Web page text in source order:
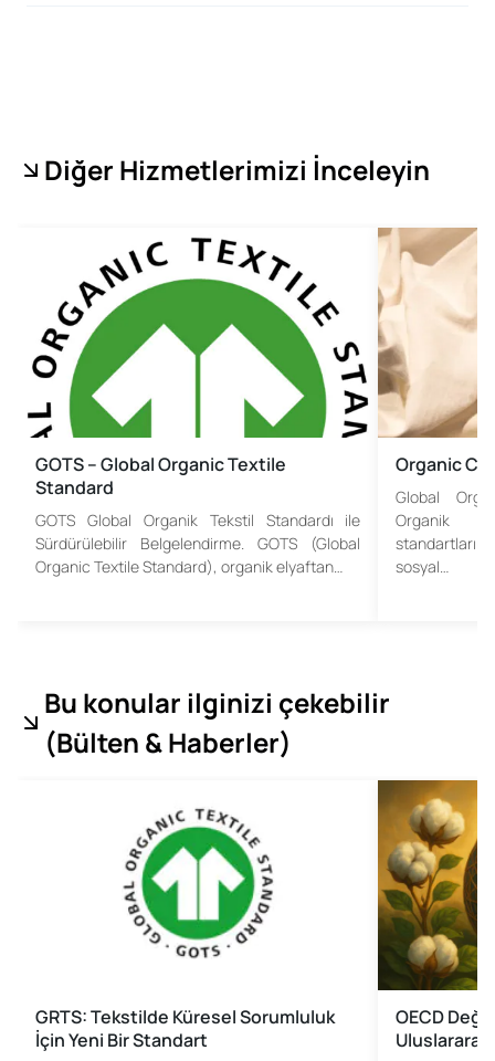
Diğer Hizmetlerimizi İnceleyin
GOTS – Global Organic Textile
Standard
GOTS Global Organik Tekstil Standardı ile
Sürdürülebilir Belgelendirme. GOTS (Global
Organic Textile Standard), organik elyaftan…
Organic
Global
Organik
sosyal…
Bu konular ilginizi çekebilir
(Bülten & Haberler)
GRTS: Tekstilde Küresel Sorumluluk
İçin Yeni Bir Standart
OECD